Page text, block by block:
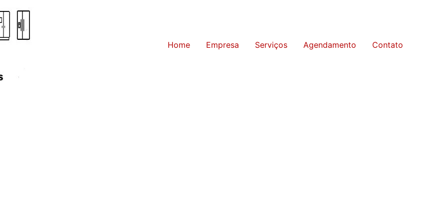
Home Empresa Serviços Agendamento Contato